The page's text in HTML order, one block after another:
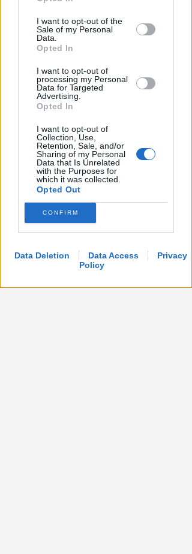
by us to third parties on the IAB’s List of
Downstream Participants that may
further disclose it to other third parties.
I want to opt-out of the
Sale of my Personal
Data.
Opted In
I want to opt-out of
processing my Personal
Data for Targeted
Advertising.
Opted In
I want to opt-out of
Collection, Use,
Retention, Sale, and/or
Sharing of my Personal
Data that Is Unrelated
with the Purposes for
which it was collected.
Opted Out
CONFIRM
Data Deletion Data Access
Privacy
Policy
Redazione